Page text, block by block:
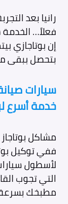
رانيا بعد
فعلاً…
إن بوتاجازي
بتحصل ببقى
سيارات
خدمة أسرع
مشاكل
ففي توكيل
لأسطول
التي تجوب
مطبخك